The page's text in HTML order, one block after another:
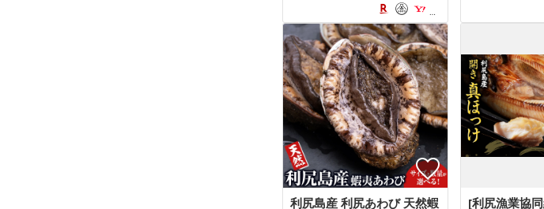
利尻島産 利尻あわび 天然蝦 [利尻漁業協